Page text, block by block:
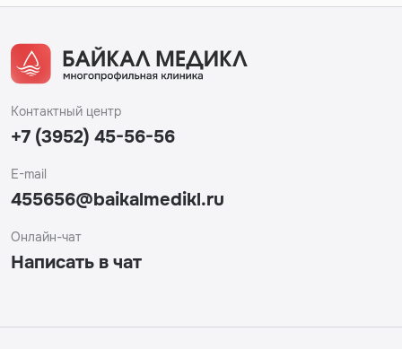
Контактный центр
+7 (3952) 45-56-56
E-mail
455656@baikalmedikl.ru
Онлайн-чат
Написать в чат